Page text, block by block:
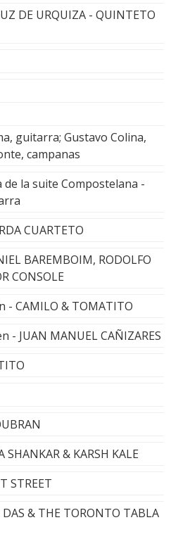
DE URQUIZA - QUINTETO
guitarra; Gustavo Colina,
campanas
de la suite Compostelana -
CUARTETO
BAREMBOIM, RODOLFO
CONSOLE
- CAMILO & TOMATITO
- JUAN MANUEL CAÑIZARES
& KARSH KALE
STREET
& THE TORONTO TABLA